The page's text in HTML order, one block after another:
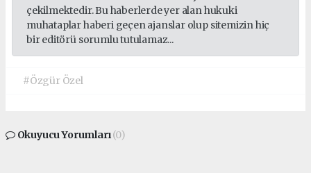
çekilmektedir. Bu haberlerde yer alan hukuki
muhataplar haberi geçen ajanslar olup sitemizin hiç
bir editörü sorumlu tutulamaz...
#Özgür Özel
Okuyucu Yorumları(0)